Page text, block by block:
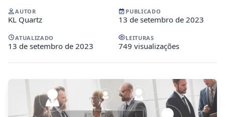
AUTOR
KL Quartz
PUBLICADO
13 de setembro de 2023
ATUALIZADO
13 de setembro de 2023
LEITURAS
749 visualizações